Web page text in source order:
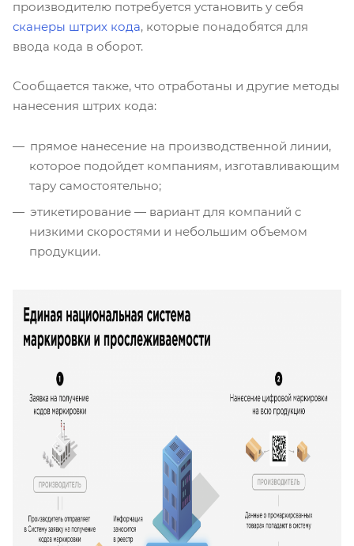
производителю потребуется установить у себя
сканеры штрих кода, которые понадобятся для
ввода кода в оборот.
Сообщается также, что отработаны и другие методы
нанесения штрих кода:
прямое нанесение на производственной линии,
которое подойдет компаниям, изготавливающим
тару самостоятельно;
этикетирование — вариант для компаний с
низкими скоростями и небольшим объемом
продукции.